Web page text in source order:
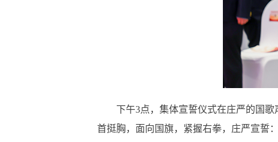
下午3点，集体宣誓仪式在庄严的国
首挺胸，面向国旗，紧握右拳，庄严宣誓